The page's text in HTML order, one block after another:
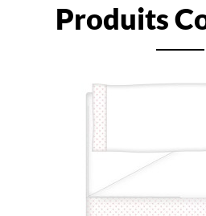
Produits